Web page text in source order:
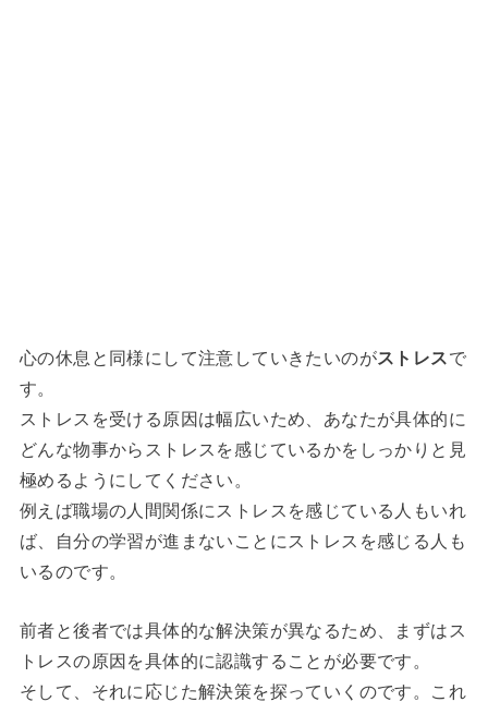
心の休息と同様にして注意していきたいのがストレスで
す。
ストレスを受ける原因は幅広いため、あなたが具体的に
どんな物事からストレスを感じているかをしっかりと見
極めるようにしてください。
例えば職場の人間関係にストレスを感じている人もいれ
ば、自分の学習が進まないことにストレスを感じる人も
いるのです。
前者と後者では具体的な解決策が異なるため、まずはス
トレスの原因を具体的に認識することが必要です。
そして、それに応じた解決策を探っていくのです。これ